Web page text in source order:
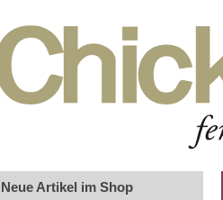
Neue Artikel im Shop